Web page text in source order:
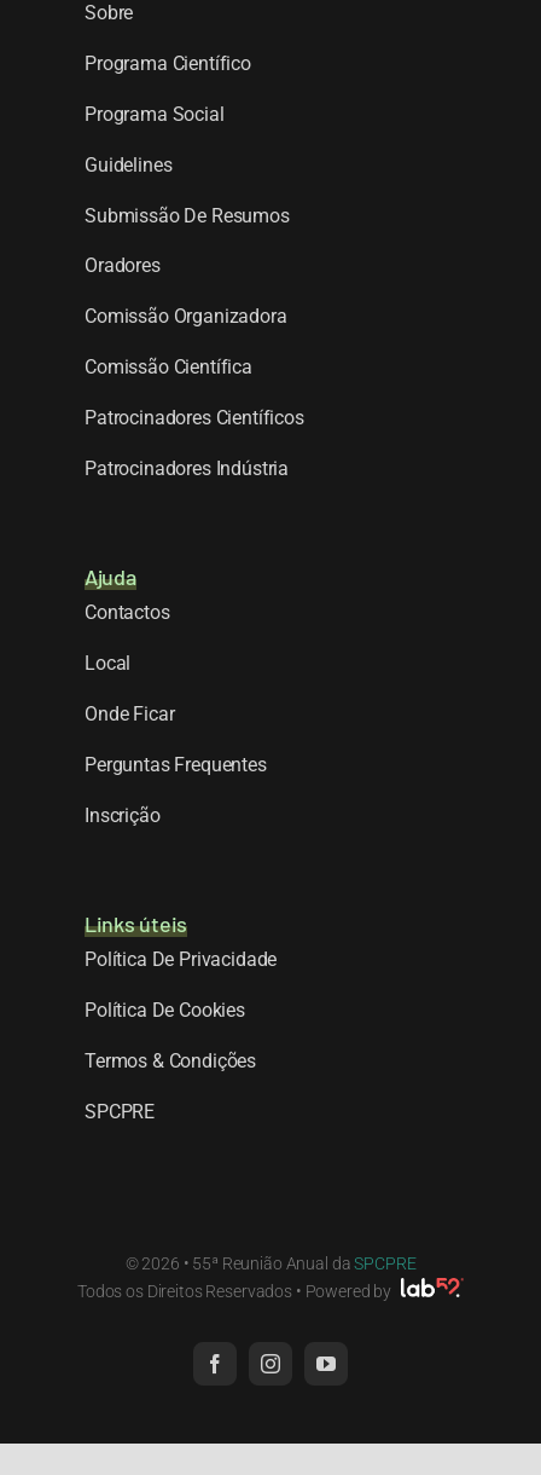
Sobre
Programa Científico
Programa Social
Guidelines
Submissão De Resumos
Oradores
Comissão Organizadora
Comissão Científica
Patrocinadores Científicos
Patrocinadores Indústria
Ajuda
Contactos
Local
Onde Ficar
Perguntas Frequentes
Inscrição
Links úteis
Política De Privacidade
Política De Cookies
Termos & Condições
SPCPRE
© 2026 • 55ª Reunião Anual daSPCPRE
Todos os Direitos Reservados • Powered by